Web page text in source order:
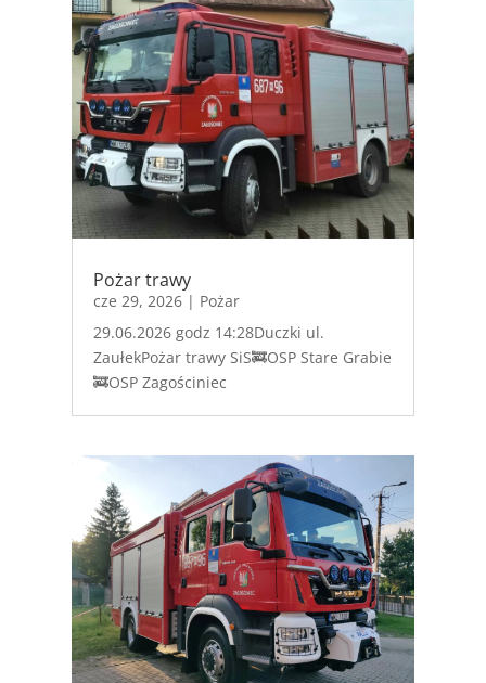
Pożar trawy
cze 29, 2026 | Pożar
29.06.2026 godz 14:28Duczki ul.
ZaułekPożar trawy SiS🚒OSP Stare Grabie
🚒OSP Zagościniec